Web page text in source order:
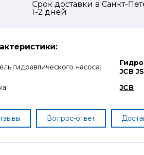
Срок доставки в Санкт-
1-2 дней
гидравлического насоса:
JCB
JCB
Вопрос-ответ